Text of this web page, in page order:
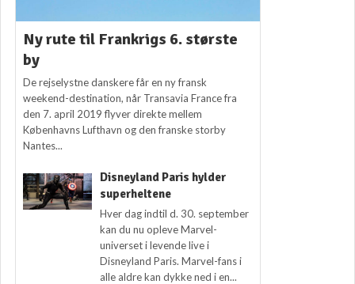
Ny rute til Frankrigs 6. største
by
De rejselystne danskere får en ny fransk
weekend-destination, når Transavia France fra
den 7. april 2019 flyver direkte mellem
Københavns Lufthavn og den franske storby
Nantes...
Disneyland Paris hylder
superheltene
Hver dag indtil d. 30. september
kan du nu opleve Marvel-
universet i levende live i
Disneyland Paris. Marvel-fans i
alle aldre kan dykke ned i en...